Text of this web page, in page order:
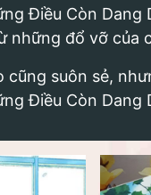
Điều Còn Dang
những đổ vỡ của
cũng suôn sẻ,
Điều Còn